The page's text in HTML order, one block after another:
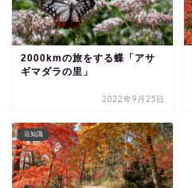
2000kmの旅をする蝶「アサ
ギマダラの里」
2022年9月25日
豆知識